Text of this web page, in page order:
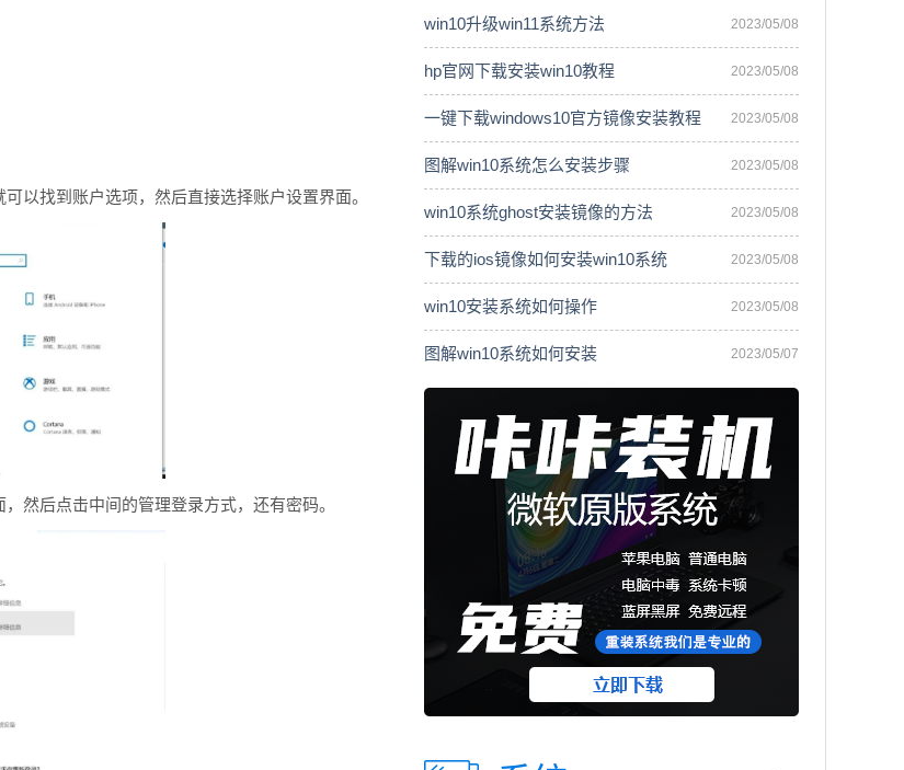
以找到账户选项，然后直接选择账户设置界面。
然后点击中间的管理登录方式，还有密码。
win10升级win11系统方法 2023/05/08
hp官网下载安装win10教程 2023/05/08
一键下载windows10官方镜像安装教程 2023/05/08
图解win10系统怎么安装步骤 2023/05/08
win10系统ghost安装镜像的方法 2023/05/08
下载的ios镜像如何安装win10系统 2023/05/08
win10安装系统如何操作 2023/05/08
图解win10系统如何安装 2023/05/07